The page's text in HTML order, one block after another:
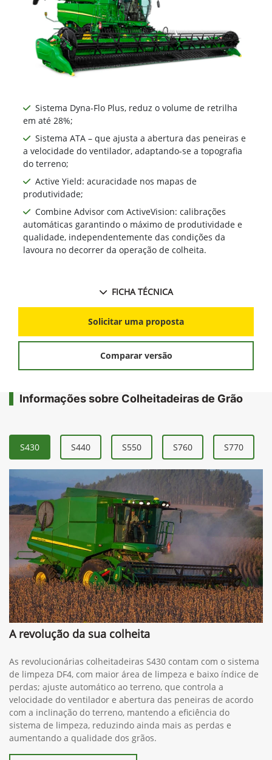
Sistema Dyna-Flo Plus, reduz o volume de retrilha
em até 28%;
Sistema ATA – que ajusta a abertura das peneiras e
a velocidade do ventilador, adaptando-se a topografia
do terreno;
Active Yield: acuracidade nos mapas de
produtividade;
Combine Advisor com ActiveVision: calibrações
automáticas garantindo o máximo de produtividade e
qualidade, independentemente das condições da
lavoura no decorrer da operação de colheita.
FICHA TÉCNICA
Solicitar uma proposta
Comparar versão
Informações sobre Colheitadeiras de Grão
S430 S440 S550 S760 S770
A revolução da sua colheita
As revolucionárias colheitadeiras S430 contam com o sistema
de limpeza DF4, com maior área de limpeza e baixo índice de
perdas; ajuste automático ao terreno, que controla a
velocidade do ventilador e abertura das peneiras de acordo
com a inclinação do terreno, mantendo a eficiência do
sistema de limpeza, reduzindo ainda mais as perdas e
aumentando a qualidade dos grãos.